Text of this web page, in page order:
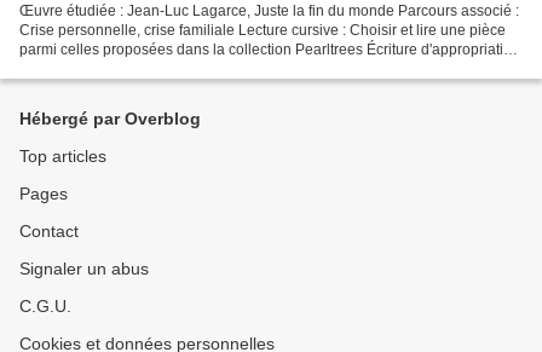
Œuvre étudiée : Jean-Luc Lagarce, Juste la fin du monde Parcours associé :
Crise personnelle, crise familiale Lecture cursive : Choisir et lire une pièce
parmi celles proposées dans la collection Pearltrees Écriture d'appropriation
Hébergé par Overblog
Top articles
Pages
Contact
Signaler un abus
C.G.U.
Cookies et données personnelles